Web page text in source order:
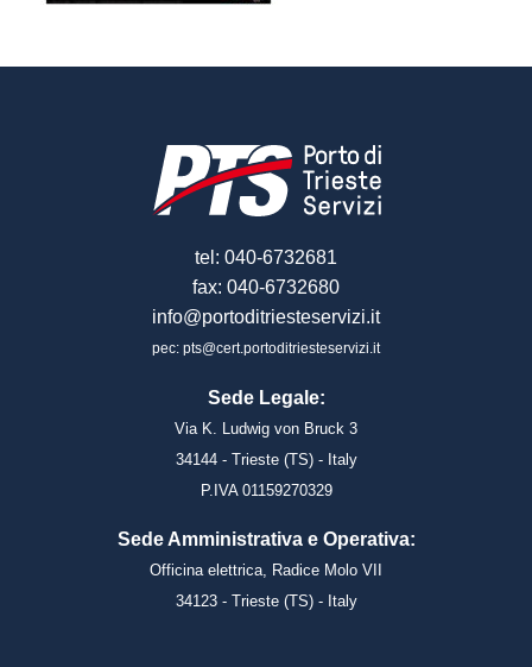
tel: 040-6732681
fax: 040-6732680
info@portoditriesteservizi.it
pec: pts@cert.portoditriesteservizi.it
Sede Legale:
Via K. Ludwig von Bruck 3
34144 - Trieste (TS) - Italy
P.IVA 01159270329
Sede Amministrativa e Operativa:
Officina elettrica, Radice Molo VII
34123 - Trieste (TS) - Italy